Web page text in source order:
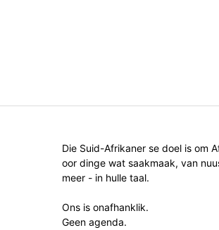
Die Suid-Afrikaner se doel is om
oor dinge wat saakmaak, van
meer - in hulle taal.
Ons is onafhanklik.
Geen agenda.